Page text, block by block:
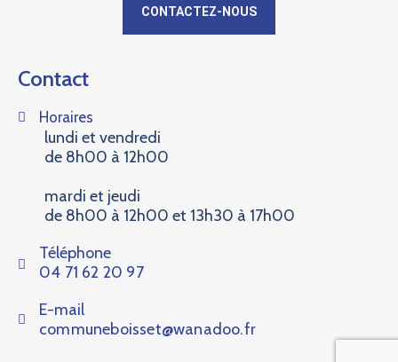
CONTACTEZ-NOUS
Contact
Horaires
lundi et vendredi
de 8h00 à 12h00
mardi et jeudi
de 8h00 à 12h00 et 13h30 à 17h00
Téléphone
04 71 62 20 97
E-mail
communeboisset@wanadoo.fr